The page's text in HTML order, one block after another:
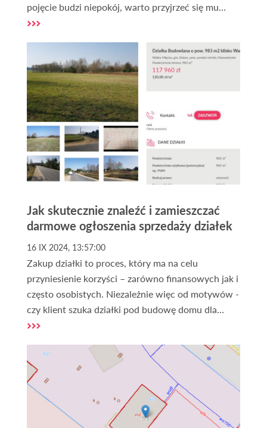
pojęcie budzi niepokój, warto przyjrzeć się mu
chłodnym okiem eksperta. Na początku 2026 roku
choć otoczenie polityczne i napływające
propozycje zmian sugerują, że stoimy przed
ewentualną ewolucją systemu tego typu danin.
Jak skutecznie znaleźć i zamieszczać
darmowe ogłoszenia sprzedaży działek
16 IX 2024, 13:57:00
Zakup działki to proces, który ma na celu
przyniesienie korzyści – zarówno finansowych jak i
często osobistych. Niezależnie więc od motywów -
czy klient szuka działki pod budowę domu dla
siebie lub na sprzedaż, czy może lokalizacji na
odpowiednie ogłoszenia mogą pomóc znaleźć
idealną nieruchomość.